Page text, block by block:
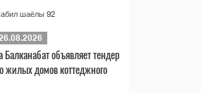
шаёлы 92
объявляет тендер
жилых домов коттеджного